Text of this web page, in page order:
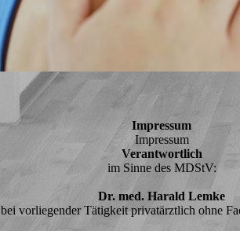
Impressum
Impressum
Verantwortlich
im Sinne des MDStV:
Dr. med. Harald Lemke
bei vorliegender Tätigkeit privatärztlich ohne